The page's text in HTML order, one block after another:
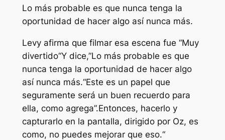
Lo más probable es que nunca tenga la
oportunidad de hacer algo así nunca más.
Levy afirma que filmar esa escena fue “Muy
divertido“Y dice,”Lo más probable es que
nunca tenga la oportunidad de hacer algo
así nunca más.“Este es un papel que
seguramente será un buen recuerdo para
ella, como agrega”.Entonces, hacerlo y
capturarlo en la pantalla, dirigido por Oz, es
como, no puedes mejorar que eso.“